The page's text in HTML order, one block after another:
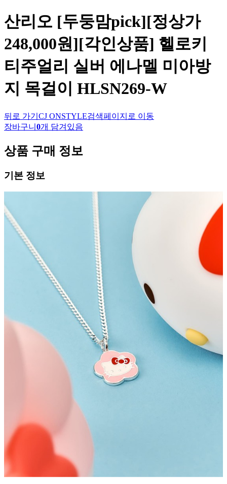
산리오 [두둥맘pick][정상가
248,000원][각인상품] 헬로키
티주얼리 실버 에나멜 미아방
지 목걸이 HLSN269-W
뒤로 가기 CJ ONSTYLE검색페이지로 이동
장바구니 0개 담겨있음
상품 구매 정보
기본 정보